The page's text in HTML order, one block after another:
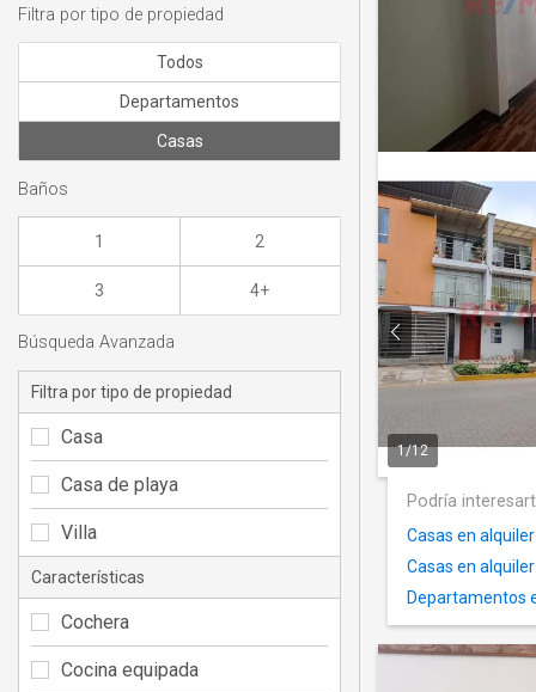
1/12
Podría
Casas en
Casas en
Departamentos
Filtra por tipo de propiedad
Todos
Departamentos
Casas
Baños
1 2
3 4+
Búsqueda Avanzada
Filtra por tipo de propiedad
Casa
Casa de playa
Villa
Características
Cochera
Cocina equipada